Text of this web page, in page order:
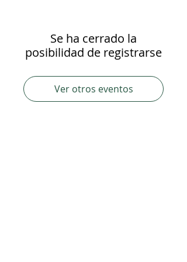
Se ha cerrado la
posibilidad de registrarse
Ver otros eventos